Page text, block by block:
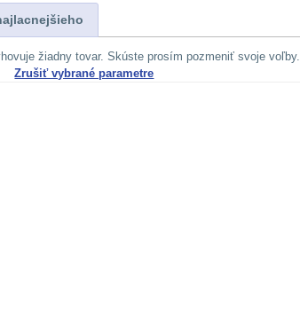
žiadny tovar. Skúste prosím pozmeniť svoje voľby.
Zrušiť vybrané parametre